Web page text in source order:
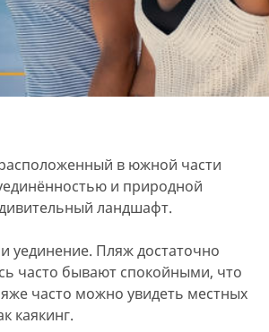
в южной части
и природной
ландшафт.
уединение. Пляж достаточно
часто бывают спокойными, что
часто можно увидеть местных
каякинг.